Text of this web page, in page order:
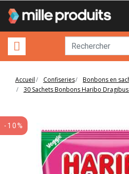
Accueil Confiseries Bonbons en
30 Sachets Bonbons Haribo
-10%